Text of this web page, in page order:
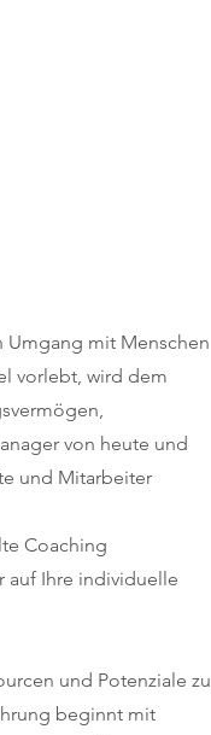
Umgang mit Menschen
vorlebt, wird dem
von heute und
und Mitarbeiter
Coaching
auf Ihre individuelle
und Potenziale zu
beginnt mit